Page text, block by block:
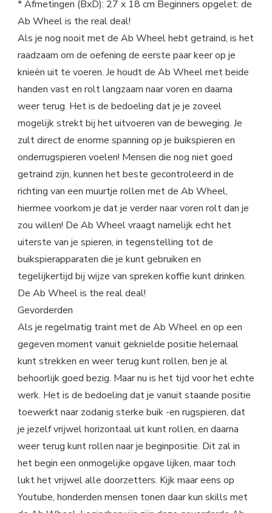
* Afmetingen (BxD): 27 x 18 cm Beginners opgelet: de
Ab Wheel is the real deal!
Als je nog nooit met de Ab Wheel hebt getraind, is het
raadzaam om de oefening de eerste paar keer op je
knieën uit te voeren. Je houdt de Ab Wheel met beide
handen vast en rolt langzaam naar voren en daarna
weer terug. Het is de bedoeling dat je je zoveel
mogelijk strekt bij het uitvoeren van de beweging. Je
zult direct de enorme spanning op je buikspieren en
onderrugspieren voelen! Mensen die nog niet goed
getraind zijn, kunnen het beste gecontroleerd in de
richting van een muurtje rollen met de Ab Wheel,
hiermee voorkom je dat je verder naar voren rolt dan je
zou willen! De Ab Wheel vraagt namelijk echt het
uiterste van je spieren, in tegenstelling tot de
buikspierapparaten die je kunt gebruiken en
tegelijkertijd bij wijze van spreken koffie kunt drinken.
De Ab Wheel is the real deal!
Gevorderden
Als je regelmatig traint met de Ab Wheel en op een
gegeven moment vanuit geknielde positie helemaal
kunt strekken en weer terug kunt rollen, ben je al
behoorlijk goed bezig. Maar nu is het tijd voor het echte
werk. Het is de bedoeling dat je vanuit staande positie
toewerkt naar zodanig sterke buik -en rugspieren, dat
je jezelf vrijwel horizontaal uit kunt rollen, en daarna
weer terug kunt rollen naar je beginpositie. Dit zal in
het begin een onmogelijke opgave lijken, maar toch
lukt het vrijwel alle doorzetters. Kijk maar eens op
Youtube, honderden mensen tonen daar kun skills met